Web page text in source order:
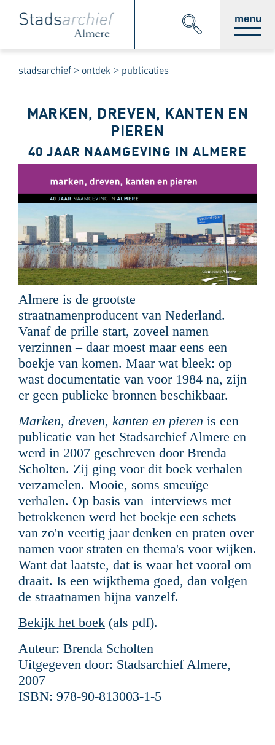
Direct menu
stadsarchief ontdek publicaties
MARKEN, DREVEN, KANTEN EN
PIEREN
40 JAAR NAAMGEVING IN ALMERE
Almere is de grootste
straatnamenproducent van Nederland.
Vanaf de prille start, zoveel namen
verzinnen ­– daar moest maar eens een
boekje van komen. Maar wat bleek: op
wast documentatie van voor 1984 na, zijn
er geen publieke bronnen beschikbaar.
Marken, dreven, kanten en pieren is een
publicatie van het Stadsarchief Almere en
werd in 2007 geschreven door Brenda
Scholten. Zij ging voor dit boek verhalen
verzamelen. Mooie, soms smeuïge
verhalen. Op basis van interviews met
betrokkenen werd het boekje een schets
van zo'n veertig jaar denken en praten over
namen voor straten en thema's voor wijken.
Want dat laatste, dat is waar het vooral om
draait. Is een wijkthema goed, dan volgen
de straatnamen bijna vanzelf.
Bekijk het boek (als pdf).
Auteur: Brenda Scholten
Uitgegeven door: Stadsarchief Almere,
2007
ISBN: 978-90-813003-1-5